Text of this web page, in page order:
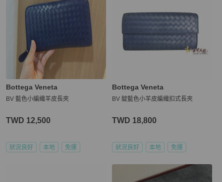
Bottega Veneta
BV 藍色小編織羊皮長夾
TWD 12,500
狀況良好 本地 免運
Bottega Veneta
BV 靛藍色小羊皮編織扣式長夾
TWD 18,800
狀況良好 本地 免運